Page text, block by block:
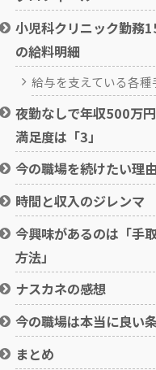
小児科クリニック勤務
の給料明細
給与を支えている各種
夜勤なしで年収500万
満足度は「3」
今の職場を続けたい理由
時間と収入のジレンマ
今興味があるのは「手
方法」
ナスカネの感想
今の職場は本当に良い
まとめ